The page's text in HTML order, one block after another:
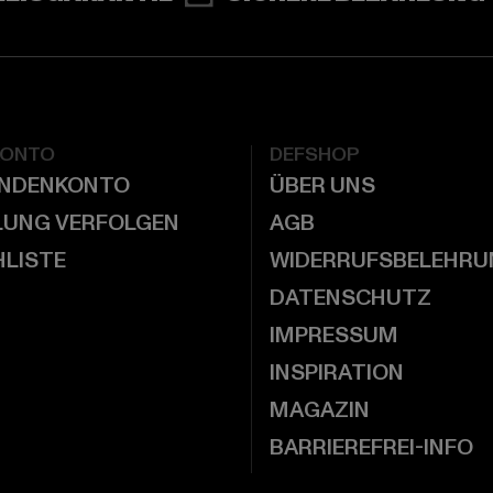
VERFOLGEN
DEFSHOP
ÜBER UNS
AGB
DATENSCHUTZ
IMPRESSUM
INSPIRATION
MAGAZIN
BARRIEREFREI-INFO